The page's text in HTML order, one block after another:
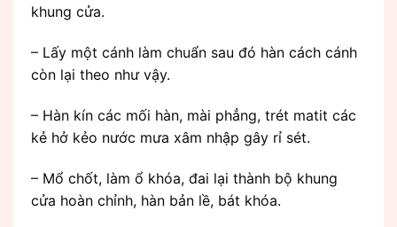
khung cửa.
– Lấy một cánh làm chuẩn sau đó hàn cách cánh
còn lại theo như vậy.
– Hàn kín các mối hàn, mài phẳng, trét matit các
kẻ hở kẻo nước mưa xâm nhập gây rỉ sét.
– Mổ chốt, làm ổ khóa, đai lại thành bộ khung
cửa hoàn chỉnh, hàn bản lề, bát khóa.